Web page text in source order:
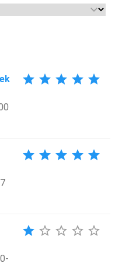
star star star star star
star star star star star
star star_border star_border star_border star_border